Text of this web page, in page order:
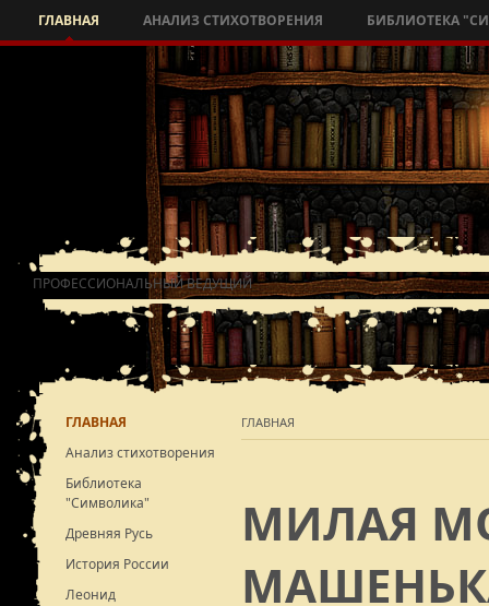
ГЛАВНАЯ АНАЛИЗ СТИХОТВОРЕНИЯ БИБЛИОТЕКА
ПРОФЕССИОНАЛЬНЫЙ ВЕДУЩИЙ
ГЛАВНАЯ
МИЛАЯ
ГЛАВНАЯ
Анализ стихотворения
Библиотека
"Символика"
Древняя Русь
История России
Леонид